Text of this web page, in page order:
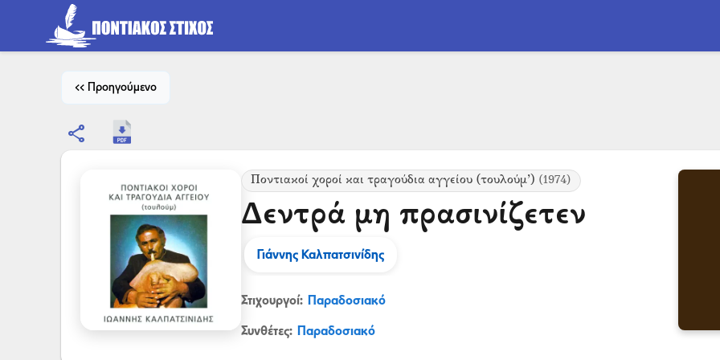
<< Προηγούμενο
share
Ποντιακοί χοροί και τραγούδια αγγείου (τουλούμ’) (1974)
Δεντρά μη πρασινίζετεν
Γιάννης Καλπατσινίδης
Στιχουργοί: Παραδοσιακό
Συνθέτες: Παραδοσιακό